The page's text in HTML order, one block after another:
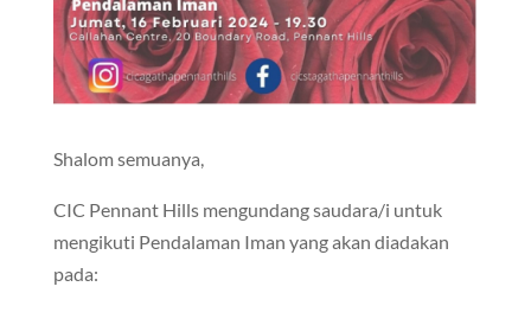
Shalom semuanya,
CIC Pennant Hills mengundang saudara/i untuk
mengikuti Pendalaman Iman yang akan diadakan
pada: